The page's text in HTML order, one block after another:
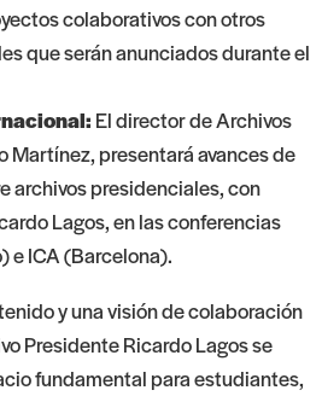
colaborativos con otros
que serán anunciados durante el
El director de Archivos
Martínez, presentará avances de
archivos presidenciales, con
Lagos, en las conferencias
e ICA (Barcelona).
y una visión de colaboración
Presidente Ricardo Lagos se
fundamental para estudiantes,